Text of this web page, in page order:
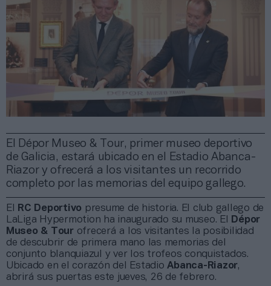
El Dépor Museo & Tour, primer museo deportivo
de Galicia, estará ubicado en el Estadio Abanca-
Riazor y ofrecerá a los visitantes un recorrido
completo por las memorias del equipo gallego.
El RC Deportivo presume de historia. El club gallego de
LaLiga Hypermotion ha inaugurado su museo. El
Dépor
Museo & Tourofrecerá a los visitantes la posibilidad
de descubrir de primera mano las memorias del
conjunto blanquiazul y ver los trofeos conquistados.
Ubicado en el corazón del EstadioAbanca-Riazor,
abrirá sus puertas este jueves, 26 de febrero.